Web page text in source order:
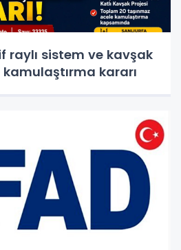
raylı sistem ve kavşak
kararı